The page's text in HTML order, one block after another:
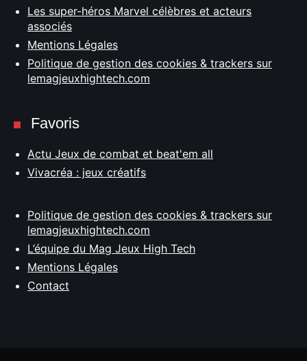
Les super-héros Marvel célèbres et acteurs
associés
Mentions Légales
Politique de gestion des cookies & trackers sur
lemagjeuxhightech.com
Favoris
Actu Jeux de combat et beat'em all
Vivacréa : jeux créatifs
Politique de gestion des cookies & trackers sur
lemagjeuxhightech.com
L’équipe du Mag Jeux High Tech
Mentions Légales
Contact